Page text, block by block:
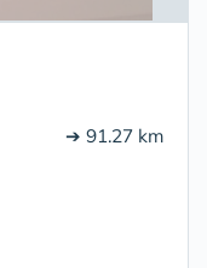
➔ 91.27 km